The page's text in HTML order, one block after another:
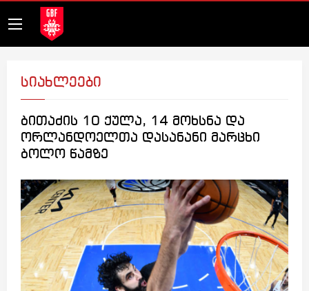
სიახლეები
ბითაძის 10 ქულა, 14 მოხსნა და
ორლანდოელთა დასანანი მარცხი
ბოლო წამზე